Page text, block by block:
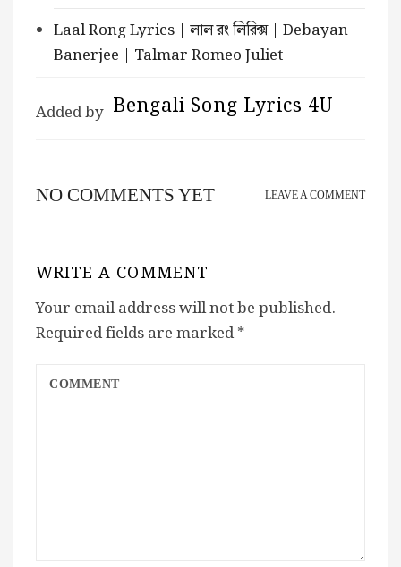
Laal Rong Lyrics | লাল রং লিরিক্স | Debayan
Banerjee | Talmar Romeo Juliet
Added by Bengali Song Lyrics 4U
NO COMMENTS YET LEAVE A COMMENT
WRITE A COMMENT
Your email address will not be published.
Required fields are marked*